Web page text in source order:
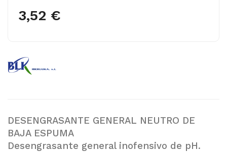
3,52 €
DESENGRASANTE GENERAL NEUTRO DE
BAJA ESPUMA
Desengrasante general inofensivo de pH.